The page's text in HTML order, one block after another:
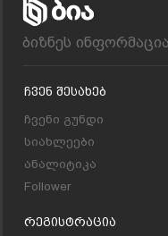
ბიზნეს ინფორმაცია
Ჩვენ Შესახებ
ჩვენი გუნდი
სიახლეები
ანალიტიკა
Follower
Რეგისტრაცია